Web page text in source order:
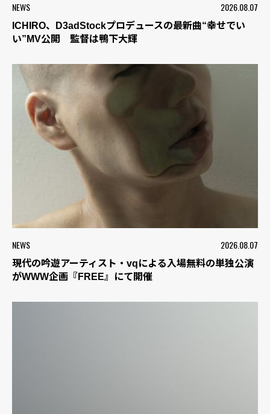
NEWS 2026.08.07
ICHIRO、D3adStockプロデュースの最新曲“幸せでい
い”MV公開 監督は鴨下大輝
NEWS 2026.08.07
現代の吟遊アーティスト・vqによる入場無料の単独公演
がWWW企画『FREE』にて開催